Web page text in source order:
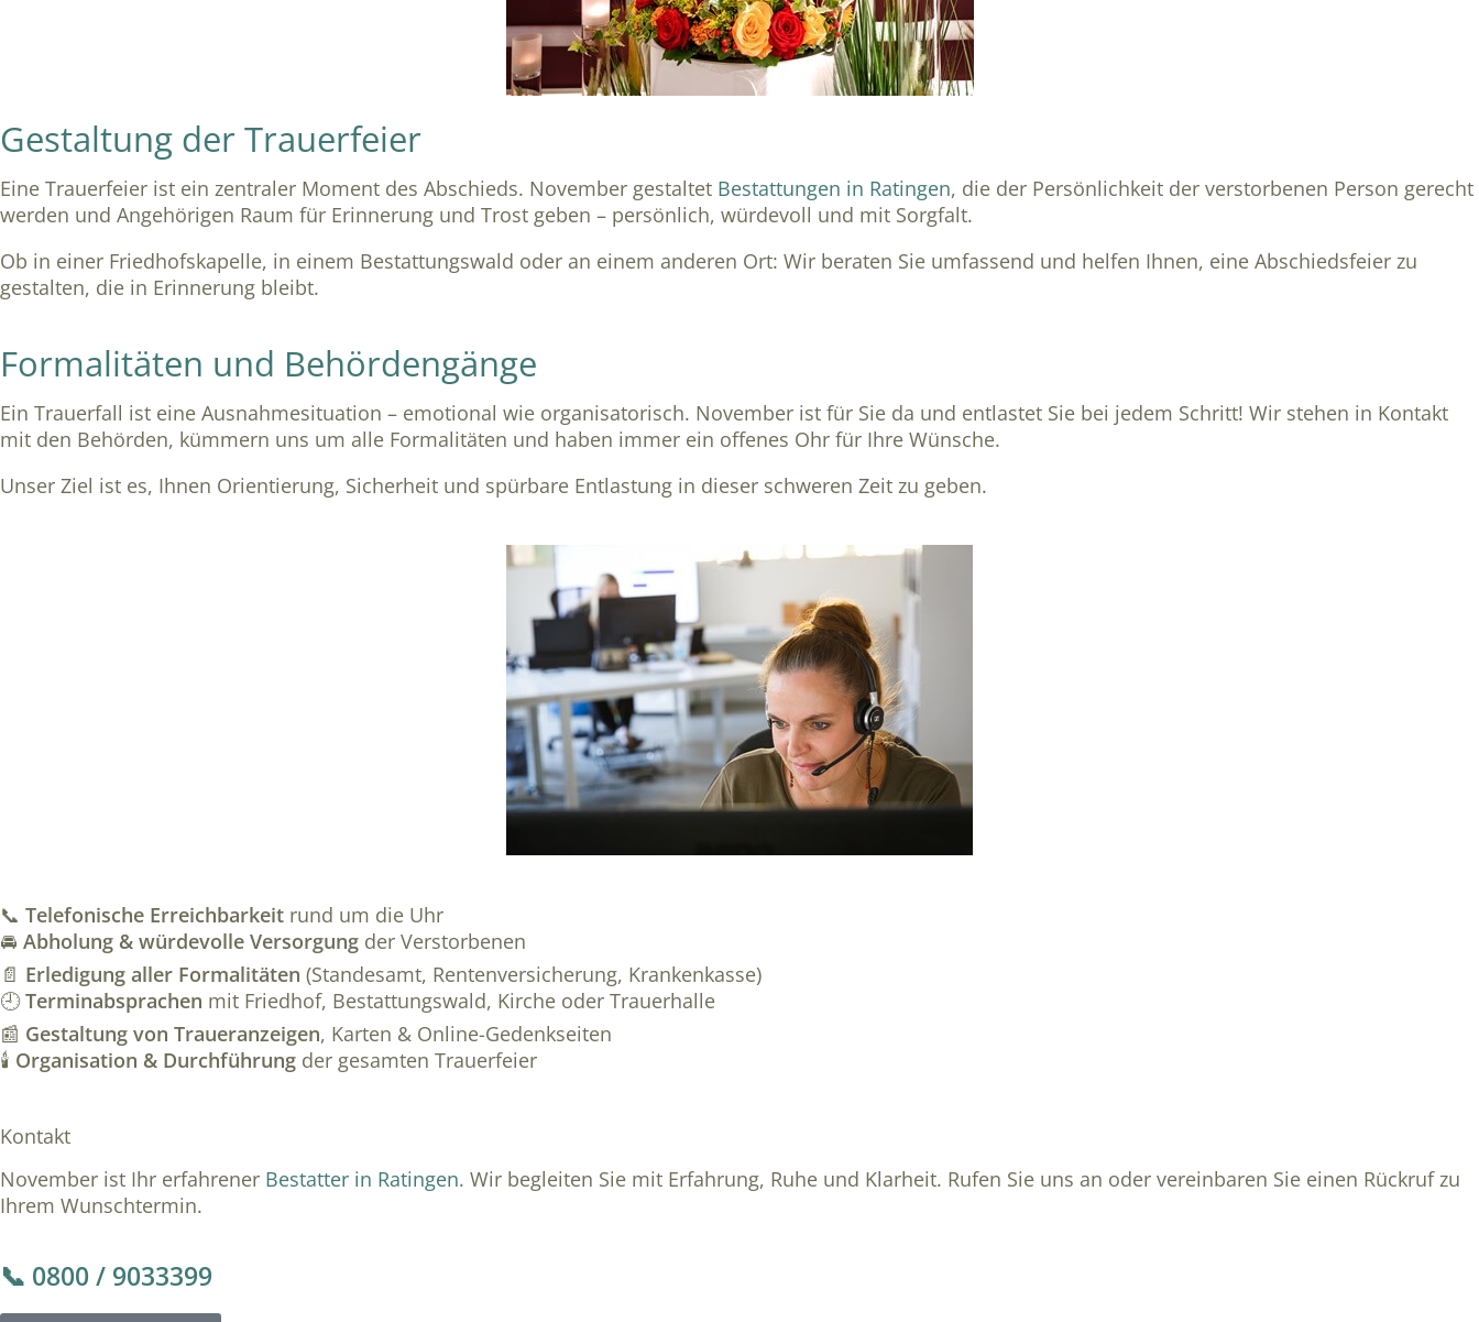
Gestaltung der Trauerfeier
Eine Trauerfeier ist ein zentraler Moment des Abschieds. November gestaltet Bestattungen in Ratingen, die der Persönlichkeit der verstorbenen Person gerecht
werden und Angehörigen Raum für Erinnerung und Trost geben – persönlich, würdevoll und mit Sorgfalt.
Ob in einer Friedhofskapelle, in einem Bestattungswald oder an einem anderen Ort: Wir beraten Sie umfassend und helfen Ihnen, eine Abschiedsfeier zu
gestalten, die in Erinnerung bleibt.
Formalitäten und Behördengänge
Ein Trauerfall ist eine Ausnahmesituation – emotional wie organisatorisch. November ist für Sie da und entlastet Sie bei jedem Schritt! Wir stehen in Kontakt
mit den Behörden, kümmern uns um alle Formalitäten und haben immer ein offenes Ohr für Ihre Wünsche.
Unser Ziel ist es, Ihnen Orientierung, Sicherheit und spürbare Entlastung in dieser schweren Zeit zu geben.
📞 Telefonische Erreichbarkeit rund um die Uhr
🚘 Abholung & würdevolle Versorgung der Verstorbenen
📄 Erledigung aller Formalitäten (Standesamt, Rentenversicherung, Krankenkasse)
🕘Terminabsprachen mit Friedhof, Bestattungswald, Kirche oder Trauerhalle
📰 Gestaltung von Traueranzeigen, Karten & Online-Gedenkseiten
🕯️ Organisation & Durchführung der gesamten Trauerfeier
Kontakt
November ist Ihr erfahrener Bestatter in Ratingen. Wir begleiten Sie mit Erfahrung, Ruhe und Klarheit. Rufen Sie uns an oder vereinbaren Sie einen Rückruf zu
Ihrem Wunschtermin.
📞 0800 / 9033399